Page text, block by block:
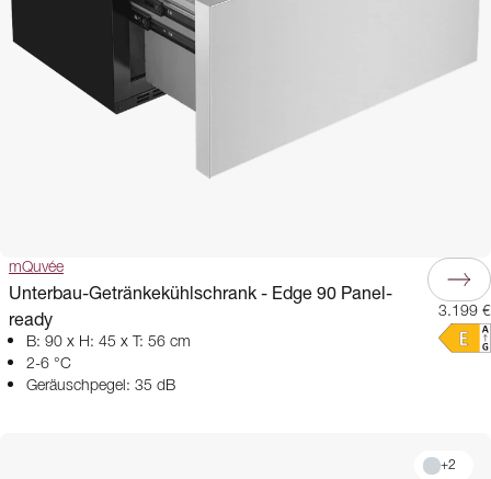
mQuvée
Unterbau-Getränkekühlschrank - Edge 90 Panel-
ready
B: 90 x H: 45 x T: 56 cm
2-6 °C
Geräuschpegel: 35 dB
3.199 €
+2